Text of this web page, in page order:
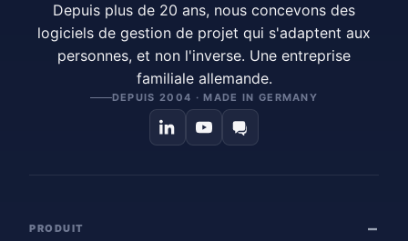
Depuis plus de 20 ans, nous concevons des
logiciels de gestion de projet qui s'adaptent aux
personnes, et non l'inverse. Une entreprise
familiale allemande.
DEPUIS 2004 · MADE IN GERMANY
PRODUIT